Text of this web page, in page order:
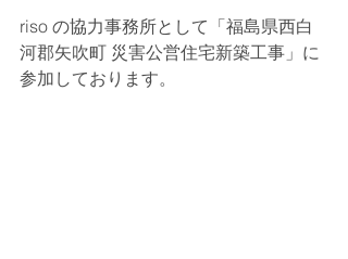
riso の協力事務所として「福島県西白
河郡矢吹町 災害公営住宅新築工事」に
参加しております。